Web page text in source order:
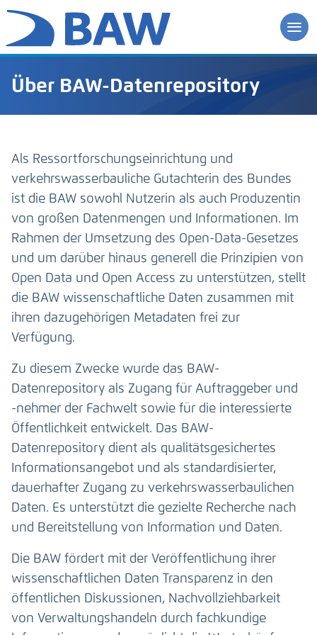
Über BAW-Datenrepository
Als Ressortforschungseinrichtung und
verkehrswasserbauliche Gutachterin des Bundes
ist die BAW sowohl Nutzerin als auch Produzentin
von großen Datenmengen und Informationen. Im
Rahmen der Umsetzung des Open-Data-Gesetzes
und um darüber hinaus generell die Prinzipien von
Open Data und Open Access zu unterstützen, stellt
die BAW wissenschaftliche Daten zusammen mit
ihren dazugehörigen Metadaten frei zur
Verfügung.
Zu diesem Zwecke wurde das BAW-
Datenrepository als Zugang für Auftraggeber und
-nehmer der Fachwelt sowie für die interessierte
Öffentlichkeit entwickelt. Das BAW-
Datenrepository dient als qualitätsgesichertes
Informationsangebot und als standardisierter,
dauerhafter Zugang zu verkehrswasserbaulichen
Daten. Es unterstützt die gezielte Recherche nach
und Bereitstellung von Information und Daten.
Die BAW fördert mit der Veröffentlichung ihrer
wissenschaftlichen Daten Transparenz in den
öffentlichen Diskussionen, Nachvollziehbarkeit
von Verwaltungshandeln durch fachkundige